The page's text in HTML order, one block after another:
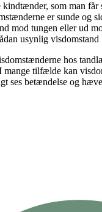
som man
er sunde og
mod tungen eller ud
usynlig
hos
mange tilfælde kan
ses betændelse og